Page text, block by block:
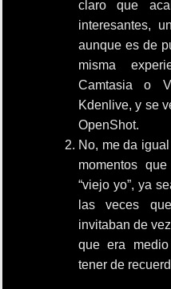
claro que
interesantes,
aunque es de
misma
Camtasia o
Kdenlive, y se
OpenShot.
No, me da
momentos
“viejo yo”, ya
las veces
invitaban de
que era
tener de